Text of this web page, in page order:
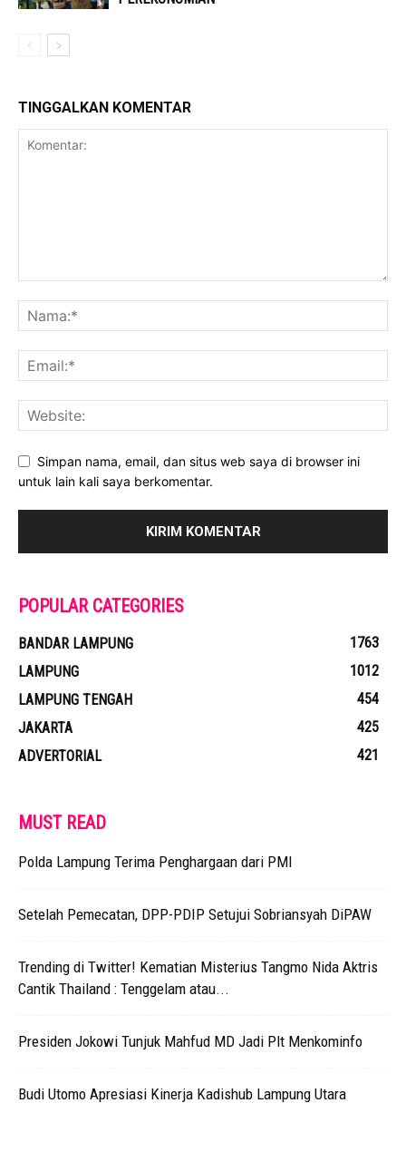
TINGGALKAN KOMENTAR
Simpan nama, email, dan situs web saya di browser ini
untuk lain kali saya berkomentar.
POPULAR CATEGORIES
BANDAR LAMPUNG
1763
LAMPUNG
1012
LAMPUNG TENGAH
454
JAKARTA
425
ADVERTORIAL
421
MUST READ
Polda Lampung Terima Penghargaan dari PMI
Setelah Pemecatan, DPP-PDIP Setujui Sobriansyah DiPAW
Trending di Twitter! Kematian Misterius Tangmo Nida Aktris
Cantik Thailand : Tenggelam atau...
Presiden Jokowi Tunjuk Mahfud MD Jadi Plt Menkominfo
Budi Utomo Apresiasi Kinerja Kadishub Lampung Utara